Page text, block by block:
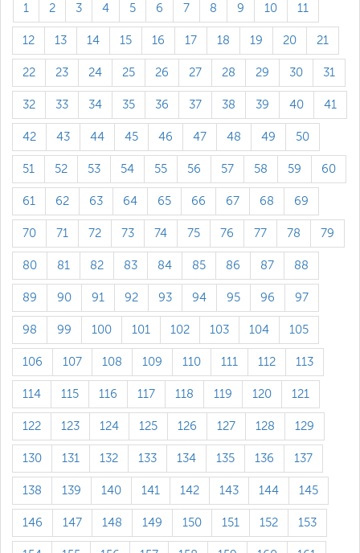
1 2 3 4 5 6 7 8 9 10 11
12 13 14 15 16 17 18 19 20 21
22 23 24 25 26 27 28 29 30 31
32 33 34 35 36 37 38 39 40 41
42 43 44 45 46 47 48 49 50
51 52 53 54 55 56 57 58 59 60
61 62 63 64 65 66 67 68 69
70 71 72 73 74 75 76 77 78 79
80 81 82 83 84 85 86 87 88
89 90 91 92 93 94 95 96 97
98 99 100 101 102 103 104 105
106 107 108 109 110 111 112 113
114 115 116 117 118 119 120 121
122 123 124 125 126 127 128 129
130 131 132 133 134 135 136 137
138 139 140 141 142 143 144 145
146 147 148 149 150 151 152 153